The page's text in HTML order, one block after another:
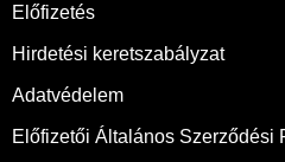
Előfizetés
Hirdetési keretszabályzat
Adatvédelem
Előfizetői Általános Szerződési